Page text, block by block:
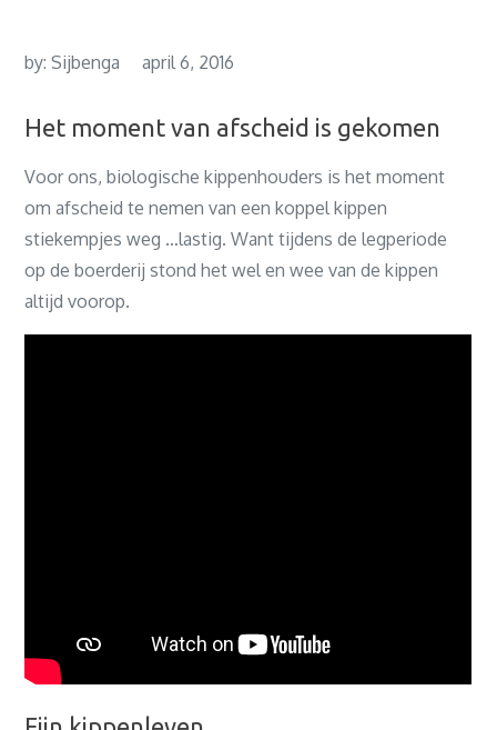
by:Sijbenga april 6, 2016
Het moment van afscheid is gekomen
Voor ons, biologische kippenhouders is het moment
om afscheid te nemen van een koppel kippen
stiekempjes weg …lastig. Want tijdens de legperiode
op de boerderij stond het wel en wee van de kippen
altijd voorop.